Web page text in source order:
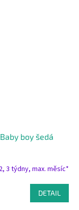
boy šedá
3 týdny, max. měsíc*
DETAIL